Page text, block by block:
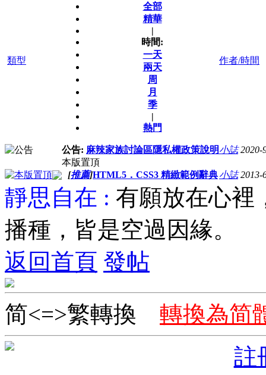
類型
全部
精華
|
時間:
一天
兩天
周
月
季
|
熱門
作者/時間
公告: 麻辣家族討論區隱私權政策說明小誌 2020-
本版置頂
[推薦]HTML5．CSS3 精緻範例辭典小誌 2013-
靜思自在 : 有願放在心裡
播種，皆是空過因緣。
返回首頁 發帖
简<=>繁轉換 轉換為简
註